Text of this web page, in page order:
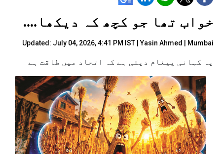
خواب تھا جو کچھ کہ دیکھا....
Updated: July 04, 2026, 4:41 PM IST |Yasin Ahmed | Mumbai
یہ کہانی پیغام دیتی ہے کہ اتحاد میں طاقت ہے